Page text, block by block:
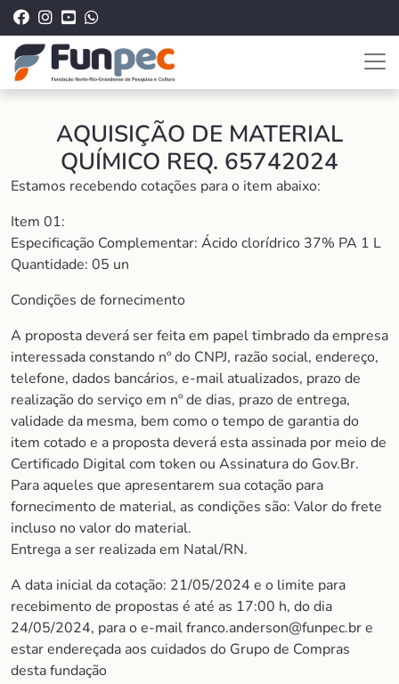
AQUISIÇÃO DE MATERIAL
QUÍMICO REQ. 65742024
Estamos recebendo cotações para o item abaixo:
Item 01:
Especificação Complementar: Ácido clorídrico 37% PA 1 L
Quantidade: 05 un
Condições de fornecimento
A proposta deverá ser feita em papel timbrado da empresa
interessada constando nº do CNPJ, razão social, endereço,
telefone, dados bancários, e-mail atualizados, prazo de
realização do serviço em nº de dias, prazo de entrega,
validade da mesma, bem como o tempo de garantia do
item cotado e a proposta deverá esta assinada por meio de
Certificado Digital com token ou Assinatura do Gov.Br.
Para aqueles que apresentarem sua cotação para
fornecimento de material, as condições são: Valor do frete
incluso no valor do material.
Entrega a ser realizada em Natal/RN.
A data inicial da cotação: 21/05/2024 e o limite para
recebimento de propostas é até as 17:00 h, do dia
24/05/2024, para o e-mail franco.anderson@funpec.br e
estar endereçada aos cuidados do Grupo de Compras
desta fundação